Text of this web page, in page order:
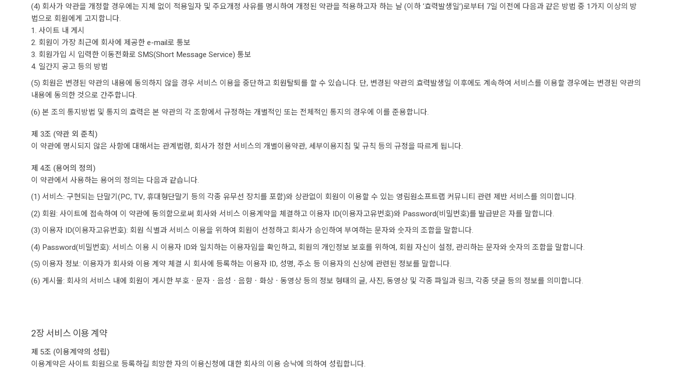
(4) 회사가 약관을 개정할 경우에는 지체 없이 적용일자 및 주요개정 사유를 명시하여 개정된 약관을 적용하고자 하는 날 (이하 ‘효력발생일’)로부터 7일 이전에 다음과 같은 방법 중 1가지 이상의 방
법으로 회원에게 고지합니다.
1. 사이트 내 게시
2. 회원이 가장 최근에 회사에 제공한 e-mail로 통보
3. 회원가입 시 입력한 이동전화로 SMS(Short Message Service) 통보
4. 일간지 공고 등의 방법
(5) 회원은 변경된 약관의 내용에 동의하지 않을 경우 서비스 이용을 중단하고 회원탈퇴를 할 수 있습니다. 단, 변경된 약관의 효력발생일 이후에도 계속하여 서비스를 이용할 경우에는 변경된 약관의
내용에 동의한 것으로 간주합니다.
(6) 본 조의 통지방법 및 통지의 효력은 본 약관의 각 조항에서 규정하는 개별적인 또는 전체적인 통지의 경우에 이를 준용합니다.
제 3조 (약관 외 준칙)
이 약관에 명시되지 않은 사항에 대해서는 관계법령, 회사가 정한 서비스의 개별이용약관, 세부이용지침 및 규칙 등의 규정을 따르게 됩니다.
제 4조 (용어의 정의)
이 약관에서 사용하는 용어의 정의는 다음과 같습니다.
(1) 서비스: 구현되는 단말기(PC, TV, 휴대형단말기 등의 각종 유무선 장치를 포함)와 상관없이 회원이 이용할 수 있는 영림원소프트랩 커뮤니티 관련 제반 서비스를 의미합니다.
(2) 회원: 사이트에 접속하여 이 약관에 동의함으로써 회사와 서비스 이용계약을 체결하고 이용자 ID(이용자고유번호)와 Password(비밀번호)를 발급받은 자를 말합니다.
(3) 이용자 ID(이용자고유번호): 회원 식별과 서비스 이용을 위하여 회원이 선정하고 회사가 승인하여 부여하는 문자와 숫자의 조합을 말합니다.
(4) Password(비밀번호): 서비스 이용 시 이용자 ID와 일치하는 이용자임을 확인하고, 회원의 개인정보 보호를 위하여, 회원 자신이 설정, 관리하는 문자와 숫자의 조합을 말합니다.
(5) 이용자 정보: 이용자가 회사와 이용 계약 체결 시 회사에 등록하는 이용자 ID, 성명, 주소 등 이용자의 신상에 관련된 정보를 말합니다.
(6) 게시물: 회사의 서비스 내에 회원이 게시한 부호ㆍ문자ㆍ음성ㆍ음향ㆍ화상ㆍ동영상 등의 정보 형태의 글, 사진, 동영상 및 각종 파일과 링크, 각종 댓글 등의 정보를 의미합니다.
2장 서비스 이용 계약
제 5조 (이용계약의 성립)
이용계약은 사이트 회원으로 등록하길 희망한 자의 이용신청에 대한 회사의 이용 승낙에 의하여 성립합니다.